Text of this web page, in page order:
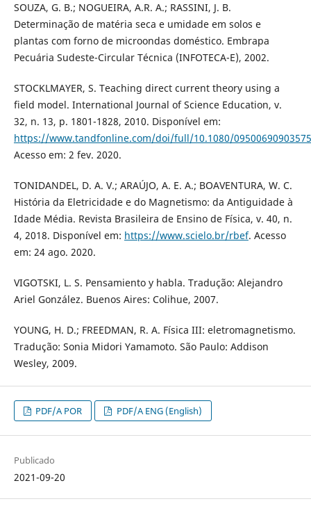
SOUZA, G. B.; NOGUEIRA, A.R. A.; RASSINI, J. B.
Determinação de matéria seca e umidade em solos e
plantas com forno de microondas doméstico. Embrapa
Pecuária Sudeste-Circular Técnica (INFOTECA-E), 2002.
STOCKLMAYER, S. Teaching direct current theory using a
field model. International Journal of Science Education, v.
32, n. 13, p. 1801-1828, 2010. Disponível em:
https://www.tandfonline.com/doi/full/10.1080/
Acesso em: 2 fev. 2020.
TONIDANDEL, D. A. V.; ARAÚJO, A. E. A.; BOAVENTURA, W. C.
História da Eletricidade e do Magnetismo: da Antiguidade à
Idade Média. Revista Brasileira de Ensino de Física, v. 40, n.
4, 2018. Disponível em: https://www.scielo.br/rbef. Acesso
em: 24 ago. 2020.
VIGOTSKI, L. S. Pensamiento y habla. Tradução: Alejandro
Ariel González. Buenos Aires: Colihue, 2007.
YOUNG, H. D.; FREEDMAN, R. A. Física III: eletromagnetismo.
Tradução: Sonia Midori Yamamoto. São Paulo: Addison
Wesley, 2009.
PDF/A POR PDF/A ENG (English)
Publicado
2021-09-20